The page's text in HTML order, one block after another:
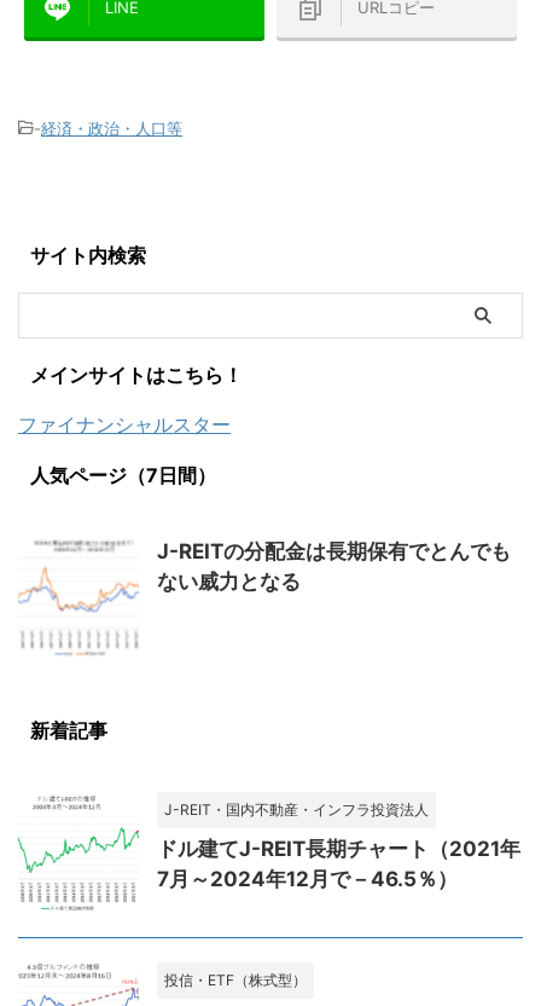
LINE URLコピー
-経済・政治・人口等
サイト内検索
メインサイトはこちら！
ファイナンシャルスター
人気ページ（7日間）
J-REITの分配金は長期保有でとんでも
ない威力となる
新着記事
J-REIT・国内不動産・インフラ投資法人
ドル建てJ-REIT長期チャート（2021年
7月～2024年12月で－46.5％）
投信・ETF（株式型）